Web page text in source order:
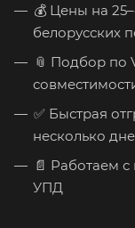
💰 Цены на
белорусских
📎 Подбор по
✅ Быстрая
несколько
📄 Работаем
УПД